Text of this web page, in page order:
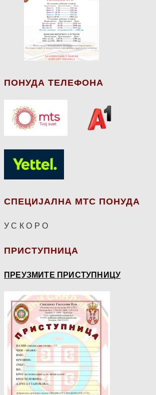
ПОНУДА ТЕЛЕФОНА
СПЕЦИЈАЛНА МТС ПОНУДА
У С К О Р О
ПРИСТУПНИЦА
ПРЕУЗМИТЕ ПРИСТУПНИЦУ